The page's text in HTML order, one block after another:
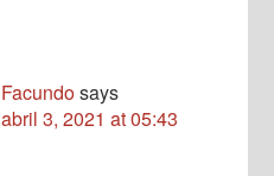
Facundosays
abril 3, 2021 at 05:43